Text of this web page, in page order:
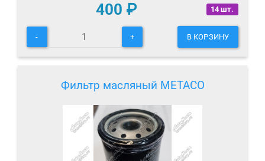
14 шт.
400 ₽
- + В КОРЗИНУ
Фильтр масляный METACO